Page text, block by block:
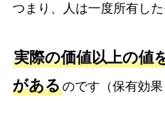
つまり、人は一度所有した
実際の価値以上の値
があるのです（保有効果